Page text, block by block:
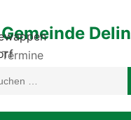
Gemeinde
Termine